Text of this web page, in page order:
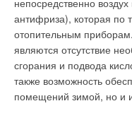
непосредственно
антифриза), которая по
отопительным
являются отсутствие
сгорания и подвода
также возможность
помещений зимой, но и
Thermo, системы
Самым
регулирующей
клапаны. Простые,
бы были хороши, но
постоянный обход
настроек,